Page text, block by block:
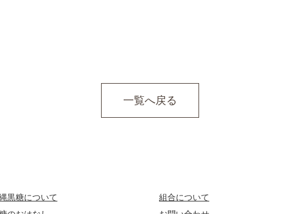
一覧へ戻る
黒糖について
組合について